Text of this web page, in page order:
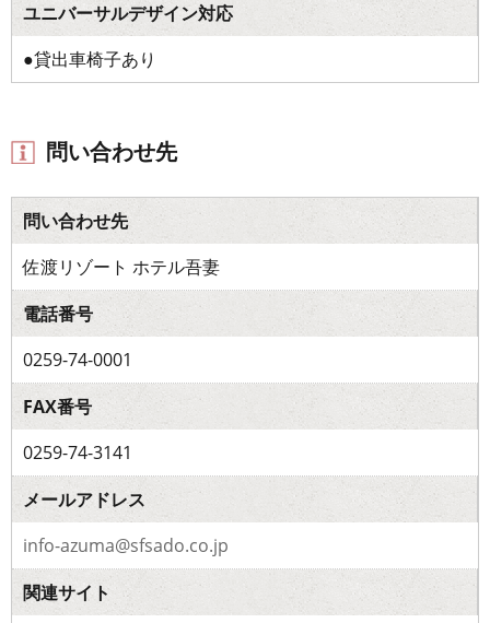
ユニバーサルデザイン対応
●貸出車椅子あり
問い合わせ先
問い合わせ先
佐渡リゾート ホテル吾妻
電話番号
0259-74-0001
FAX番号
0259-74-3141
メールアドレス
info-azuma@sfsado.co.jp
関連サイト